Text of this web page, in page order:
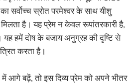
सर्वोच्च स्रोत परमेश्वर के साथ यीशु
है। यह प्रेम न केवल रूपांतरकारी है,
यह हमें दोष के बजाय अनुग्रह की दृष्टि से
करता है।
आगे बढ़ें, तो इस दिव्य प्रेम को अपने भीतर